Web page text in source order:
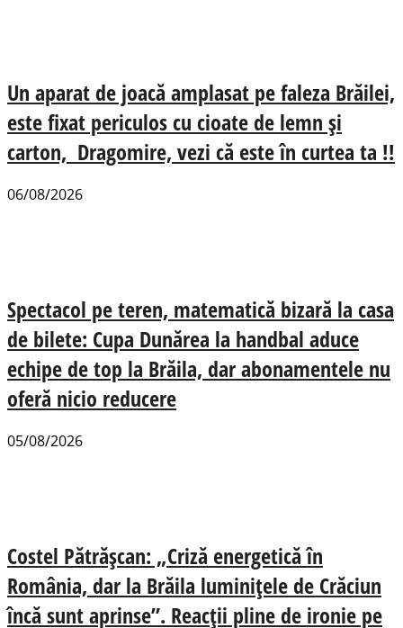
Un aparat de joacă amplasat pe faleza Brăilei,
este fixat periculos cu cioate de lemn și
carton, Dragomire, vezi că este în curtea ta !!
06/08/2026
Spectacol pe teren, matematică bizară la casa
de bilete: Cupa Dunărea la handbal aduce
echipe de top la Brăila, dar abonamentele nu
oferă nicio reducere
05/08/2026
Costel Pătrășcan: „Criză energetică în
România, dar la Brăila luminițele de Crăciun
încă sunt aprinse”. Reacții pline de ironie pe